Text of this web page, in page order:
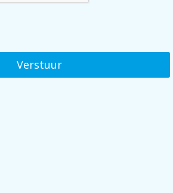
Verstuur